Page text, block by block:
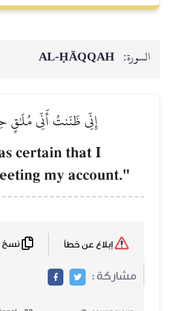
السورة: AL‑ḤĀQQAH
إِنِّي ظَنَنتُ أَنِّي مُلَٰقٍ
certain that I
my account."
مشاركة :